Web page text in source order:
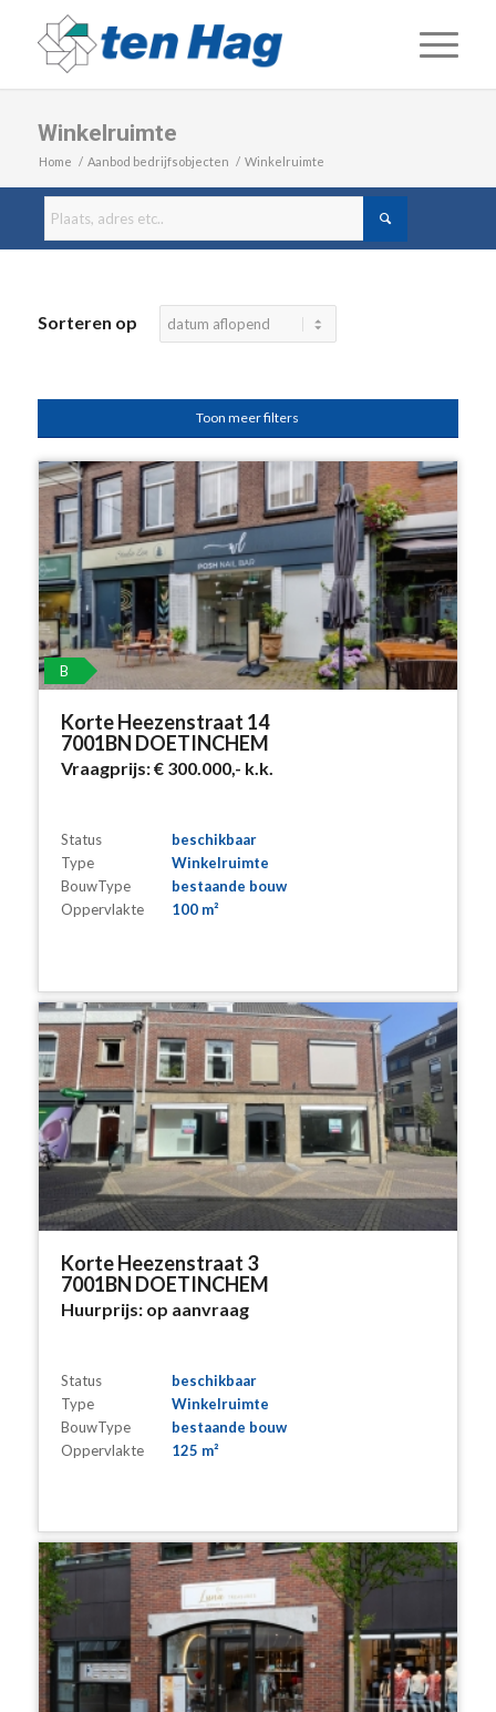
Winkelruimte
Home / Aanbod bedrijfsobjecten / Winkelruimte
Sorteren op
Toon meer filters
B
Korte Heezenstraat 14
7001BN DOETINCHEM
Vraagprijs:€ 300.000,- k.k.
Status
beschikbaar
Type
Winkelruimte
BouwType
bestaande bouw
Oppervlakte
100 m²
Korte Heezenstraat 3
7001BN DOETINCHEM
Huurprijs: op aanvraag
Status
beschikbaar
Type
Winkelruimte
BouwType
bestaande bouw
Oppervlakte
125 m²